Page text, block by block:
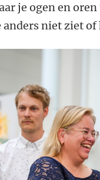
je ogen en
niet ziet of